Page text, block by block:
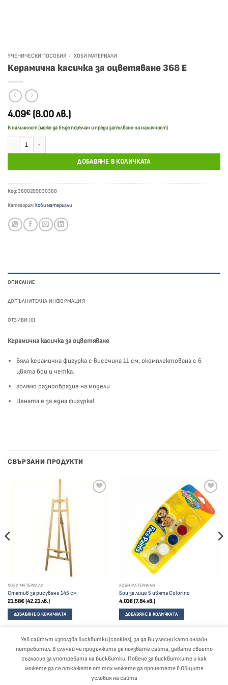
УЧЕНИЧЕСКИ ПОСОБИЯ / ХОБИ МАТЕРИАЛИ
Керамична касичка за оцветяване 368 Е
4.09€ (8.00 лв.)
В наличност (може да бъде поръчан и преди запълване на наличност)
количество за Керамична касичка за оцветяване 368 Е
ДОБАВЯНЕ В КОЛИЧКАТА
Код:3800209030368
Категория:Хоби материали
ОПИСАНИЕ
ДОПЪЛНИТЕЛНА ИНФОРМАЦИЯ
ОТЗИВИ (0)
Керамична касичка за оцветяване
Бяла керамична фигурка с височина 11 см, окомплектована с 6
цвята бои и четка.
голямо разнообразие на модели
Цената е за една фигурка!
СВЪРЗАНИ ПРОДУКТИ
ХОБИ МАТЕРИАЛИ
Статив за рисуване 145 см
21.58€(42.21 лв.)
ДОБАВЯНЕ В КОЛИЧКАТА
ХОБИ МАТЕРИАЛИ
Бои за лице 5 цвята Colorino
4.01€(7.84 лв.)
ДОБАВЯНЕ В КОЛИЧКАТА
Visa PayPal Stripe MasterCard
On
ПОЛИТИКА ЗА ЗАЩИТА НА ЛИЧНИТЕ ДАННИ
ДЕКЛАРАЦИЯ ЗА СЪГЛАСИЕ
ПЛАЩАНЕ И ДОСТАВКА
Уеб сайтът използва бисквитки (cookies), за да Ви улесни като онлайн
потребител. В случай че продължите да ползвате сайта, давате своето
съгласие за употребата на бисквитки. Повече за бисквитките и как
можете да се откажете от тях можете да прочетете в Общите
условия на сайта